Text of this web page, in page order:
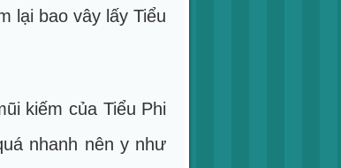
lại bao vây lấy Tiểu
kiếm của Tiểu Phi
nhanh nên y như